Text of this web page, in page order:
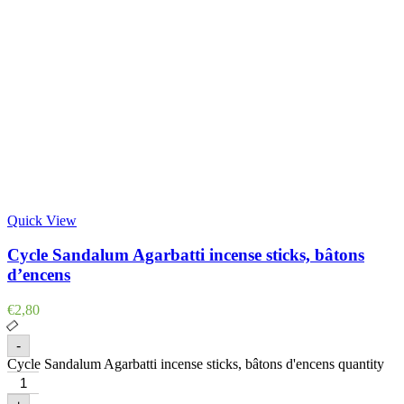
Quick View
Cycle Sandalum Agarbatti incense sticks, bâtons
d’encens
€2,80
-
Cycle Sandalum Agarbatti incense sticks, bâtons d'encens quantity